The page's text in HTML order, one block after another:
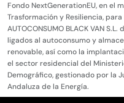
Fondo NextGenerationEU, en el
Trasformación y Resiliencia, para
AUTOCONSUMO BLACK VAN
ligados al autoconsumo y
renovable, así como la
el sector residencial del
Demográfico, gestionado por la
Andaluza de la Energía.